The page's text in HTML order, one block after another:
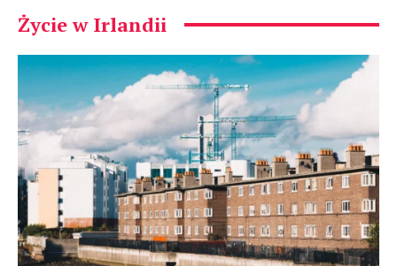
Życie w Irlandii